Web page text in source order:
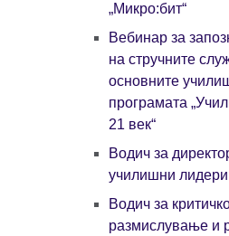
„Микро:бит“
Вебинар за
на стручните
основните
програмата
21 век“
Водич за
училишни лидери
Водич за
размислување и